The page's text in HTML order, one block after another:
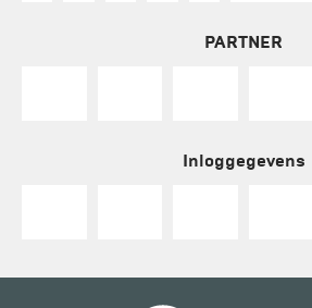
PARTNER
Inloggegevens